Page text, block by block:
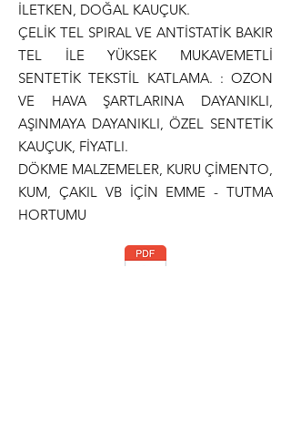
İLETKEN, DOĞAL KAUÇUK.
ÇELİK TEL SPIRAL VE ANTİSTATİK BAKIR
TEL İLE YÜKSEK MUKAVEMETLİ
SENTETİK TEKSTİL KATLAMA. : OZON
VE HAVA ŞARTLARINA DAYANIKLI,
AŞINMAYA DAYANIKLI, ÖZEL SENTETİK
KAUÇUK, FİYATLI.
DÖKME MALZEMELER, KURU ÇİMENTO,
KUM, ÇAKIL VB İÇİN EMME - TUTMA
HORTUMU